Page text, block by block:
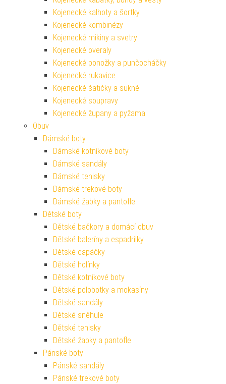
Kojenecké kalhoty a šortky
Kojenecké kombinézy
Kojenecké mikiny a svetry
Kojenecké overaly
Kojenecké ponožky a punčocháčky
Kojenecké rukavice
Kojenecké šatičky a sukně
Kojenecké soupravy
Kojenecké župany a pyžama
Obuv
Dámské boty
Dámské kotníkové boty
Dámské sandály
Dámské tenisky
Dámské trekové boty
Dámské žabky a pantofle
Dětské boty
Dětské bačkory a domácí obuv
Dětské baleríny a espadrilky
Dětské capáčky
Dětské holínky
Dětské kotníkové boty
Dětské polobotky a mokasíny
Dětské sandály
Dětské sněhule
Dětské tenisky
Dětské žabky a pantofle
Pánské boty
Pánské sandály
Pánské trekové boty